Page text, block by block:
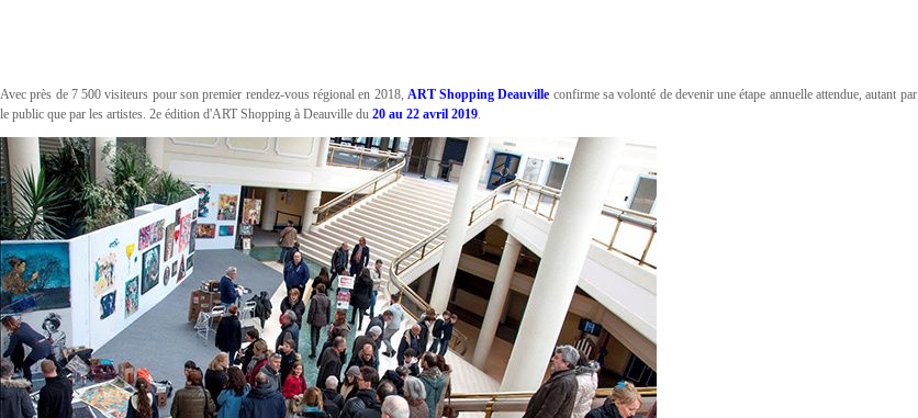
Avec près de 7 500 visiteurs pour son premier rendez-vous régional en 2018, ART Shopping Deauville confirme sa volonté de devenir une étape annuelle attendue, autant par
le public que par les artistes. 2e édition d'ART Shopping à Deauville du 20 au 22 avril 2019.